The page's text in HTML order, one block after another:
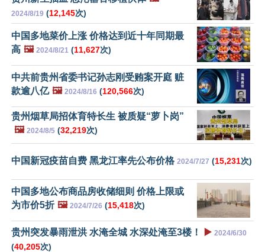
2024/8/19 (12,145次)
中国多地菜价上涨 价格达到近十年同期最
高 🖼️ 2024/8/21 (11,627次)
中共前贵州省委书记孙志刚受贿案开庭 赃
款逾八亿 🖼️ 2024/8/16 (120,566次)
贵州烟草局招体育特长生 被质疑“萝卜岗”
🖼️ 2024/8/5 (32,219次)
中国新冠疫苗自费 黑龙江率先公布价格 2024/7/27 (15,231次)
中国多地公布商品房收储细则 价格上限或
为市价5折 🖼️ 2024/7/26 (15,418次)
贵州突发暴雨泄洪 水淹全城 水深处淹至3楼！ ▶️ 2024/6/30
(40,205次)